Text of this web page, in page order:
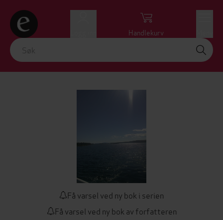
Handlekurv
Få varsel ved ny bok i serien
Få varsel ved ny bok av forfatteren